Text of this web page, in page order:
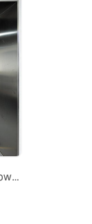
Ai Cathlon Outdoor Furniture Showroom